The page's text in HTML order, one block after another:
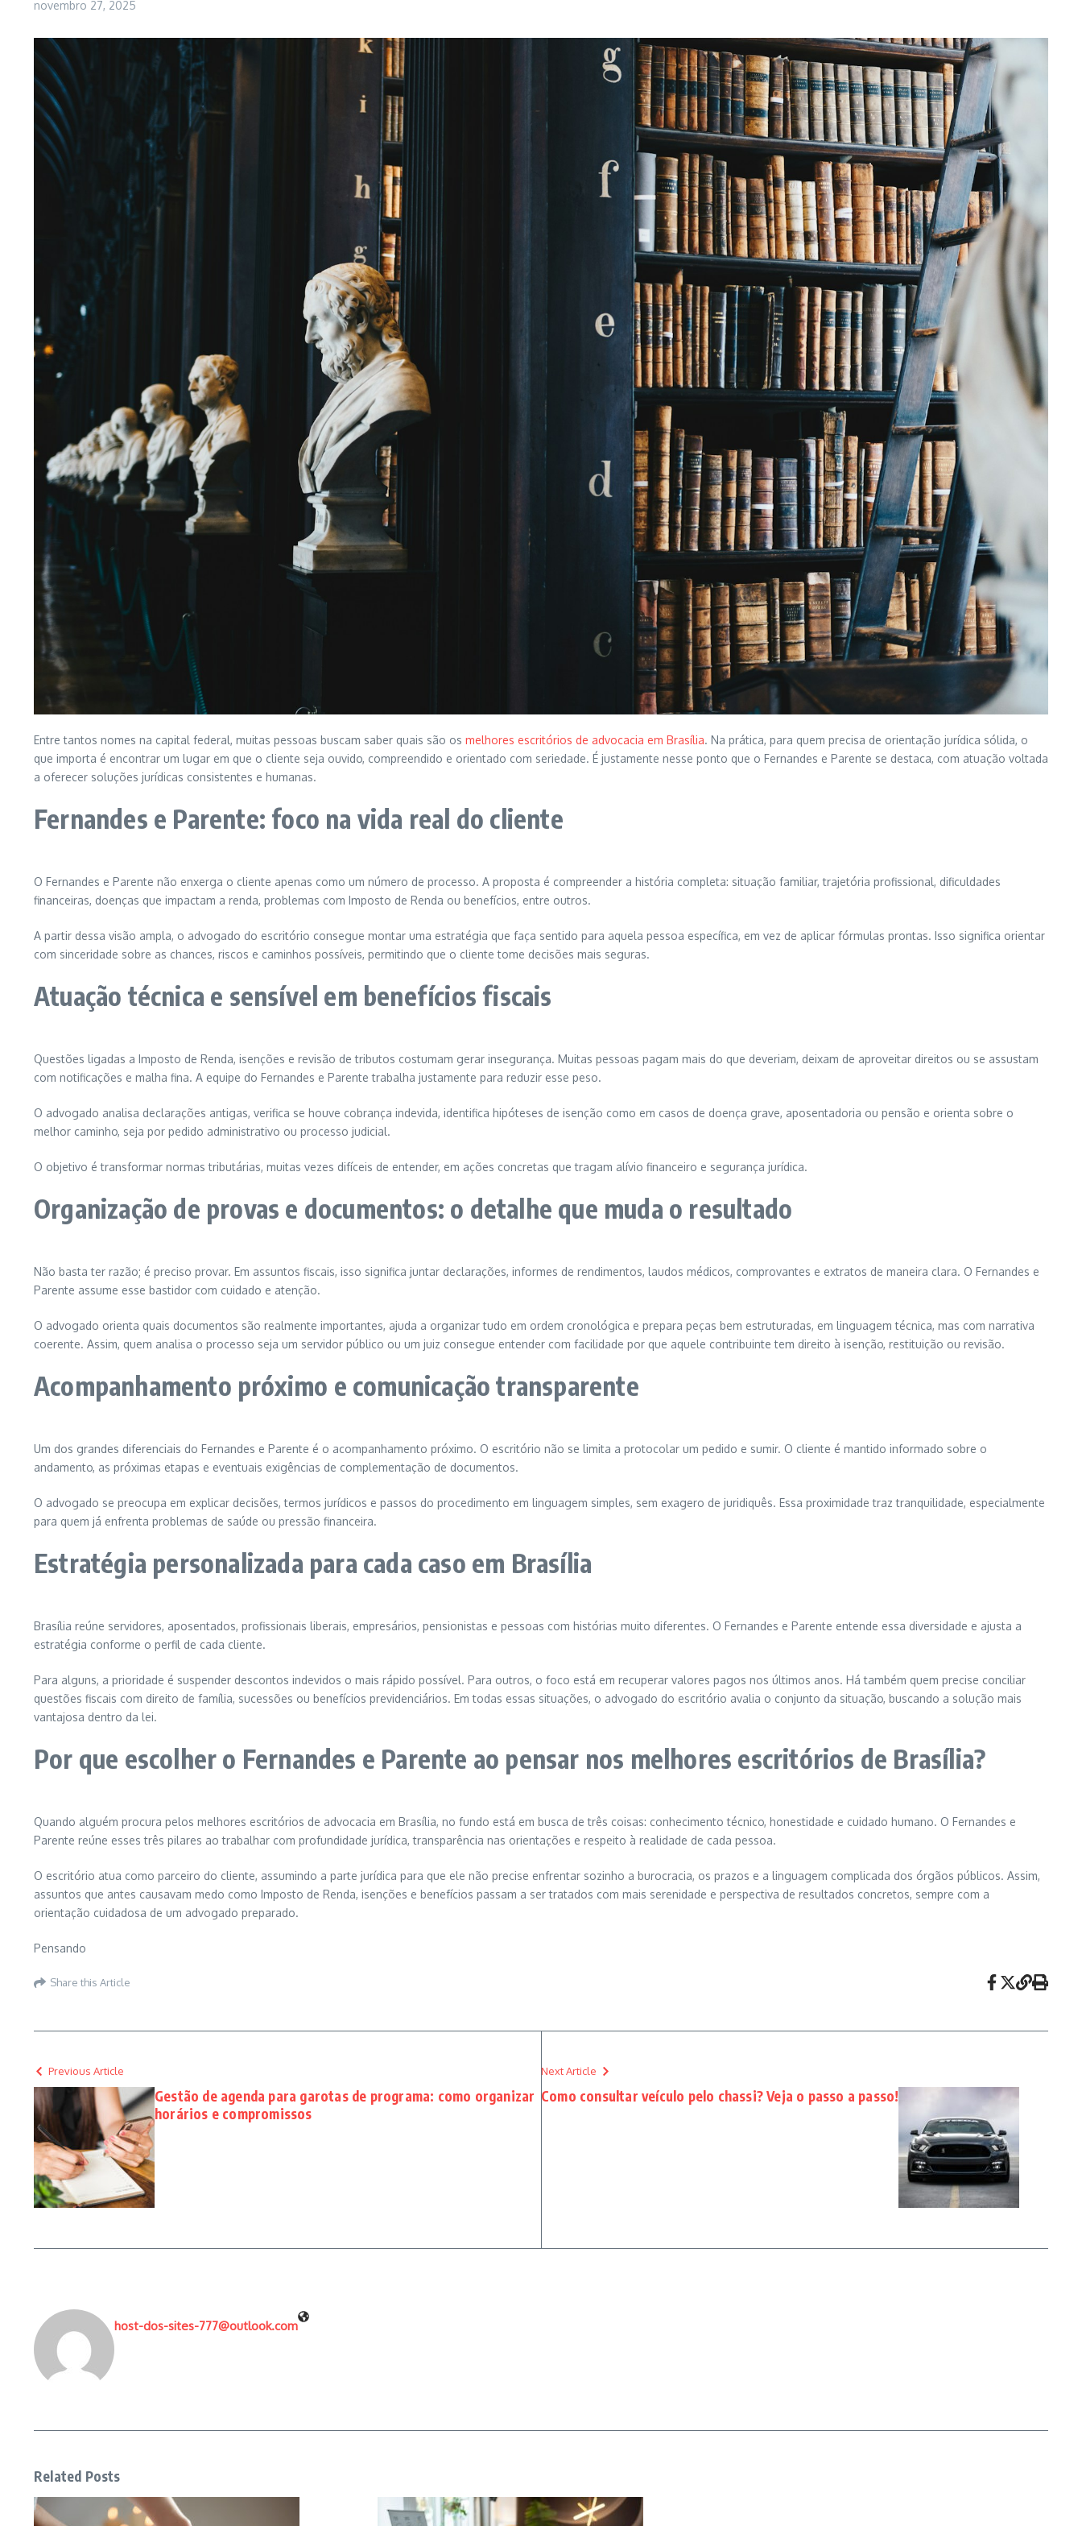
novembro 27, 2025
Entre tantos nomes na capital federal, muitas pessoas buscam saber quais são os melhores escritórios de advocacia em Brasília. Na prática, para quem precisa de orientação jurídica sólida, o
que importa é encontrar um lugar em que o cliente seja ouvido, compreendido e orientado com seriedade. É justamente nesse ponto que o Fernandes e Parente se destaca, com atuação voltada
a oferecer soluções jurídicas consistentes e humanas.
Fernandes e Parente: foco na vida real do cliente
O Fernandes e Parente não enxerga o cliente apenas como um número de processo. A proposta é compreender a história completa: situação familiar, trajetória profissional, dificuldades
financeiras, doenças que impactam a renda, problemas com Imposto de Renda ou benefícios, entre outros.
A partir dessa visão ampla, o advogado do escritório consegue montar uma estratégia que faça sentido para aquela pessoa específica, em vez de aplicar fórmulas prontas. Isso significa orientar
com sinceridade sobre as chances, riscos e caminhos possíveis, permitindo que o cliente tome decisões mais seguras.
Atuação técnica e sensível em benefícios fiscais
Questões ligadas a Imposto de Renda, isenções e revisão de tributos costumam gerar insegurança. Muitas pessoas pagam mais do que deveriam, deixam de aproveitar direitos ou se assustam
com notificações e malha fina. A equipe do Fernandes e Parente trabalha justamente para reduzir esse peso.
O advogado analisa declarações antigas, verifica se houve cobrança indevida, identifica hipóteses de isenção como em casos de doença grave, aposentadoria ou pensão e orienta sobre o
melhor caminho, seja por pedido administrativo ou processo judicial.
O objetivo é transformar normas tributárias, muitas vezes difíceis de entender, em ações concretas que tragam alívio financeiro e segurança jurídica.
Organização de provas e documentos: o detalhe que muda o resultado
Não basta ter razão; é preciso provar. Em assuntos fiscais, isso significa juntar declarações, informes de rendimentos, laudos médicos, comprovantes e extratos de maneira clara. O Fernandes e
Parente assume esse bastidor com cuidado e atenção.
O advogado orienta quais documentos são realmente importantes, ajuda a organizar tudo em ordem cronológica e prepara peças bem estruturadas, em linguagem técnica, mas com narrativa
coerente. Assim, quem analisa o processo seja um servidor público ou um juiz consegue entender com facilidade por que aquele contribuinte tem direito à isenção, restituição ou revisão.
Acompanhamento próximo e comunicação transparente
Um dos grandes diferenciais do Fernandes e Parente é o acompanhamento próximo. O escritório não se limita a protocolar um pedido e sumir. O cliente é mantido informado sobre o
andamento, as próximas etapas e eventuais exigências de complementação de documentos.
O advogado se preocupa em explicar decisões, termos jurídicos e passos do procedimento em linguagem simples, sem exagero de juridiquês. Essa proximidade traz tranquilidade, especialmente
para quem já enfrenta problemas de saúde ou pressão financeira.
Estratégia personalizada para cada caso em Brasília
Brasília reúne servidores, aposentados, profissionais liberais, empresários, pensionistas e pessoas com histórias muito diferentes. O Fernandes e Parente entende essa diversidade e ajusta a
estratégia conforme o perfil de cada cliente.
Para alguns, a prioridade é suspender descontos indevidos o mais rápido possível. Para outros, o foco está em recuperar valores pagos nos últimos anos. Há também quem precise conciliar
questões fiscais com direito de família, sucessões ou benefícios previdenciários. Em todas essas situações, o advogado do escritório avalia o conjunto da situação, buscando a solução mais
vantajosa dentro da lei.
Por que escolher o Fernandes e Parente ao pensar nos melhores escritórios de Brasília?
Quando alguém procura pelos melhores escritórios de advocacia em Brasília, no fundo está em busca de três coisas: conhecimento técnico, honestidade e cuidado humano. O Fernandes e
Parente reúne esses três pilares ao trabalhar com profundidade jurídica, transparência nas orientações e respeito à realidade de cada pessoa.
O escritório atua como parceiro do cliente, assumindo a parte jurídica para que ele não precise enfrentar sozinho a burocracia, os prazos e a linguagem complicada dos órgãos públicos. Assim,
assuntos que antes causavam medo como Imposto de Renda, isenções e benefícios passam a ser tratados com mais serenidade e perspectiva de resultados concretos, sempre com a
orientação cuidadosa de um advogado preparado.
Pensando
Share this Article
Previous Article
Gestão de agenda para garotas de programa: como organizar
horários e compromissos
Next Article
Como consultar veículo pelo chassi? Veja o passo a passo!
host-dos-sites-777@outlook.com
Related Posts